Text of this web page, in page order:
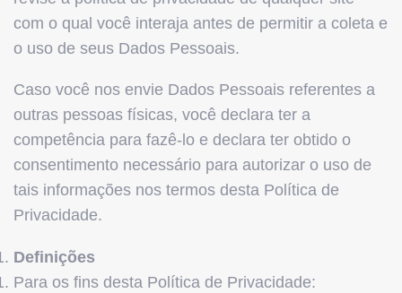
com o qual você interaja antes de permitir a coleta e
o uso de seus Dados Pessoais.
Caso você nos envie Dados Pessoais referentes a
outras pessoas físicas, você declara ter a
competência para fazê-lo e declara ter obtido o
consentimento necessário para autorizar o uso de
tais informações nos termos desta Política de
Privacidade.
Definições
Para os fins desta Política de Privacidade: